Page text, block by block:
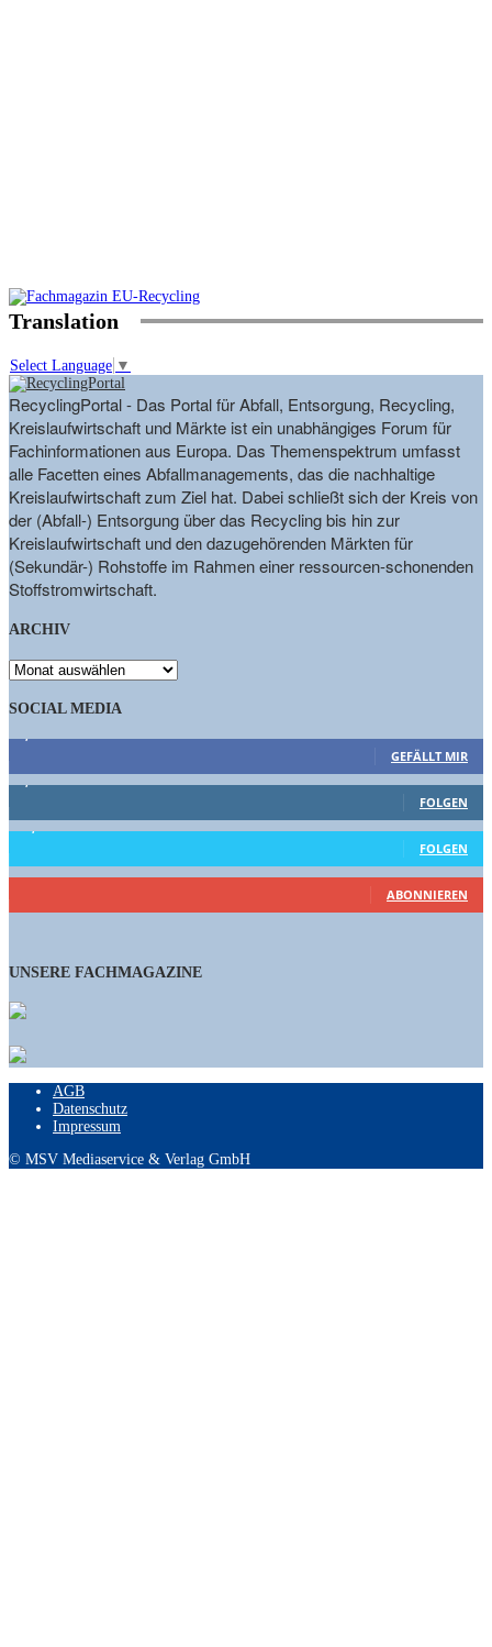
Translation
Select Language ▼
RecyclingPortal - Das Portal für Abfall, Entsorgung, Recycling,
Kreislaufwirtschaft und Märkte ist ein unabhängiges Forum für
Fachinformationen aus Europa. Das Themenspektrum umfasst
alle Facetten eines Abfallmanagements, das die nachhaltige
Kreislaufwirtschaft zum Ziel hat. Dabei schließt sich der Kreis von
der (Abfall-) Entsorgung über das Recycling bis hin zur
Kreislaufwirtschaft und den dazugehörenden Märkten für
(Sekundär-) Rohstoffe im Rahmen einer ressourcen-schonenden
Stoffstromwirtschaft.
ARCHIV
ARCHIV
SOCIAL MEDIA
GEFÄLLT MIR
1,662 Follower
FOLGEN
15,658 Follower
FOLGEN
460 Abonnenten
ABONNIEREN
UNSERE FACHMAGAZINE
AGB
Datenschutz
Impressum
© MSV Mediaservice & Verlag GmbH